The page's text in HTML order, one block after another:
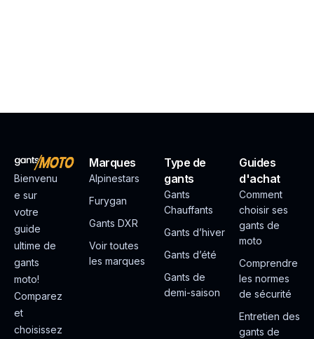
Bienvenu
e sur
votre
guide
ultime de
gants
moto!
Comparez
et
choisissez
Marques
Alpinestars
Furygan
Gants DXR
Voir toutes
les marques
Type de
gants
Gants
Chauffants
Gants d’hiver
Gants d’été
Gants de
demi-saison
Guides
d'achat
Comment
choisir ses
gants de
moto
Comprendre
les normes
de sécurité
Entretien des
gants de